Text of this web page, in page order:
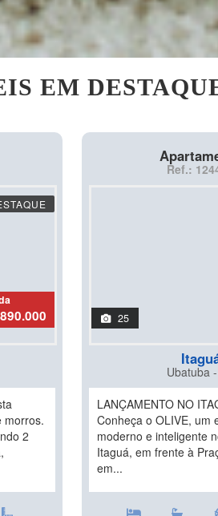
EM
morros.
2
Ref.:
25
Ubatuba
LANÇAMENTO NO
Conheça o OLIVE, um
moderno e inteligente
Itaguá, em frente à
em...